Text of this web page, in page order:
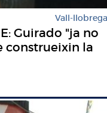
Vall-llobrega
Guirado "ja no
construeixin la